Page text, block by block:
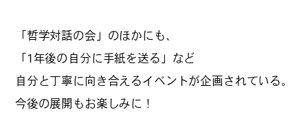
「哲学対話の会」のほかにも、
「1年後の自分に手紙を送る」など
自分と丁寧に向き合えるイベントが企画されている。
今後の展開もお楽しみに！